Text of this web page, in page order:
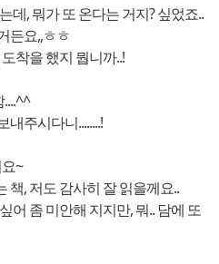
데, 뭐가 또 온다는 거지? 싶었죠..
든요,,ㅎㅎ
착을 했지 뭡니까..!
주시다니........!
~
책, 저도 감사히 잘 읽을께요..
어 좀 미안해 지지만, 뭐.. 담에 또